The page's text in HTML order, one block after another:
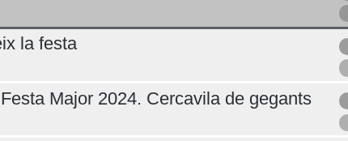
la festa
Major 2024. Cercavila de gegants